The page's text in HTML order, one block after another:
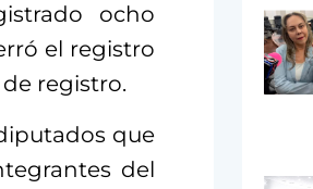
ocho
el registro
registro.
que
del